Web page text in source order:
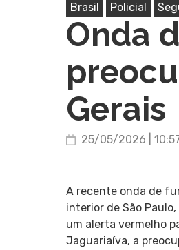
Brasil Policial
Onda
Gerais
25/05/2026 |
A recente onda de
interior de São
um alerta vermelho
Jaguariaíva, a